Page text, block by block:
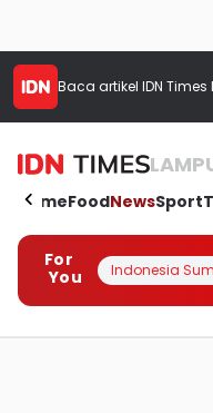
Baca artikel IDN Times
HomeFoodNewsSport
For
You
Indonesia